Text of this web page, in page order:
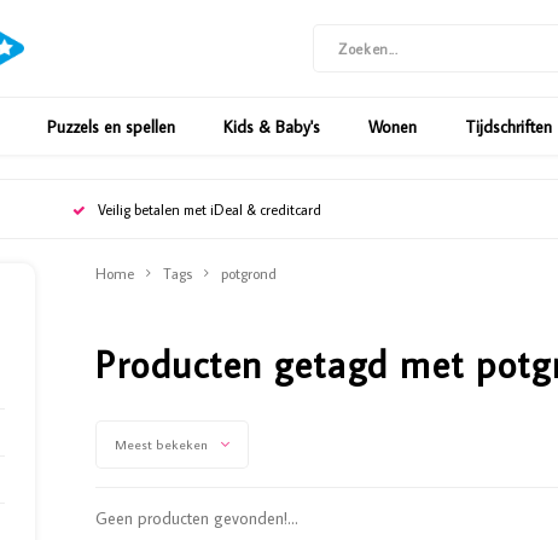
Puzzels en spellen Kids & Baby's Wonen Tijdschriften
Veilig betalen met iDeal & creditcard
Home Tags potgrond
Producten getagd met
Meest bekeken
Geen producten gevonden!...